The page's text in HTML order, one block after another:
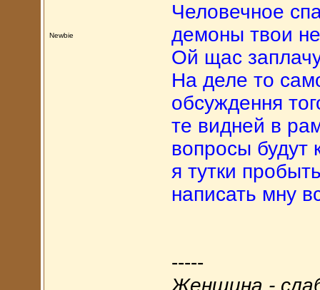
Newbie
Человечное
демоны твои
Ой щас
На деле то
обсуждення
те видней в
вопросы будут
я тутки
написать мну
-----
Женщина -